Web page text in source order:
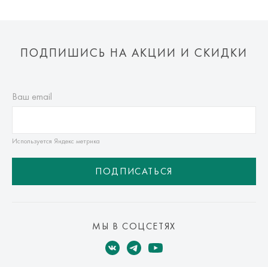
ПОДПИШИСЬ НА АКЦИИ И СКИДКИ
Ваш email
Используется Яндекс метрика
ПОДПИСАТЬСЯ
МЫ В СОЦСЕТЯХ